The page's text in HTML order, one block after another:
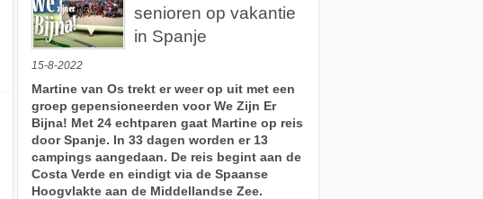
senioren op vakantie
in Spanje
15-8-2022
Martine van Os trekt er weer op uit met een
groep gepensioneerden voor We Zijn Er
Bijna! Met 24 echtparen gaat Martine op reis
door Spanje. In 33 dagen worden er 13
campings aangedaan. De reis begint aan de
Costa Verde en eindigt via de Spaanse
Hoogvlakte aan de Middellandse Zee.